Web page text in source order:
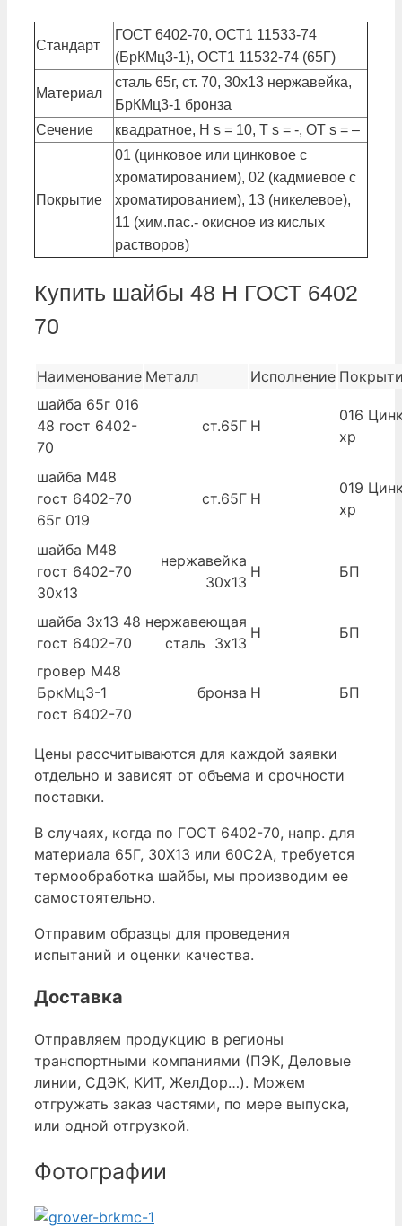
Стандарт
ГОСТ 6402-70, ОСТ1 11533-74
(БрКМц3-1), ОСТ1 11532-74 (65Г)
Материал
сталь 65г, ст. 70, 30х13 нержавейка,
БрКМц3-1 бронза
Сечение
квадратное, Н s = 10, Т s = -, ОТ s = –
Покрытие
01 (цинковое или цинковое с
хроматированием), 02 (кадмиевое с
хроматированием), 13 (никелевое),
11 (хим.пас.- окисное из кислых
растворов)
Купить шайбы 48 Н ГОСТ 6402
70
Наименование Металл Исполнение
шайба 65г 016
48 гост 6402-
70
ст.65Г Н
016
хр
шайба М48
гост 6402-70
65г 019
ст.65Г Н
019
хр
шайба М48
гост 6402-70
30х13
нержавейка
30х13
Н БП
шайба 3х13 48
гост 6402-70
нержавеющая
сталь 3х13
Н БП
гровер М48
БркМц3-1
гост 6402-70
бронза Н БП
Цены рассчитываются для каждой заявки
отдельно и зависят от объема и срочности
поставки.
В случаях, когда по ГОСТ 6402-70, напр. для
материала 65Г, 30Х13 или 60С2А, требуется
термообработка шайбы, мы производим ее
самостоятельно.
Отправим образцы для проведения
испытаний и оценки качества.
Доставка
Отправляем продукцию в регионы
транспортными компаниями (ПЭК, Деловые
линии, СДЭК, КИТ, ЖелДор…). Можем
отгружать заказ частями, по мере выпуска,
или одной отгрузкой.
Фотографии